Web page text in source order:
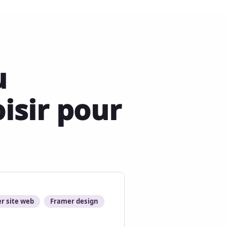
pour
site web
Framer design